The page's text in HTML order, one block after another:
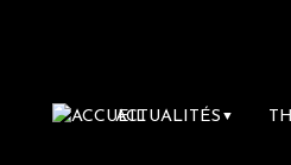
ACTUALITÉS ▼